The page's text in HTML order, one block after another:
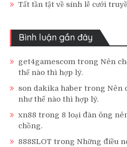
Tất tần tật về sính lễ cưới
Bình luận gần đây
get4gamescom trong Nên
thế nào thì hợp lý.
son dakika haber trong Nên
như thế nào thì hợp lý.
xn88 trong 8 loại đàn ông
chồng.
888SLOT trong Những điều